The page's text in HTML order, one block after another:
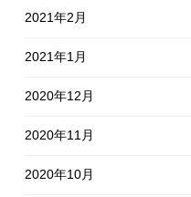
2021年2月
2021年1月
2020年12月
2020年11月
2020年10月